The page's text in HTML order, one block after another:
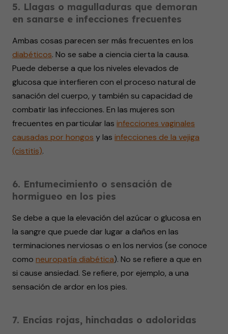
5. Llagas o magulladuras que demoran
en sanarse e infecciones frecuentes
Ambas cosas parecen ser más frecuentes en los
diabéticos. No se sabe a ciencia cierta la causa.
Puede deberse a que los niveles elevados de
glucosa que interfieren con el proceso natural de
sanación del cuerpo, y también su capacidad de
combatir las infecciones. En las mujeres son
frecuentes en particular las infecciones vaginales
causadas por hongos y las infecciones de la vejiga
(cistitis).
6. Entumecimiento o sensación de
hormigueo en los pies
Se debe a que la elevación del azúcar o glucosa en
la sangre que puede dar lugar a daños en las
terminaciones nerviosas o en los nervios (se conoce
como neuropatía diabética). No se refiere a que en
si cause ansiedad. Se refiere, por ejemplo, a una
sensación de ardor en los pies.
7. Encías rojas, hinchadas o adoloridas